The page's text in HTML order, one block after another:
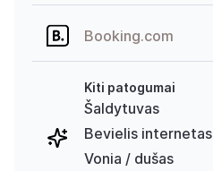
Booking.com
Kiti patogumai
Šaldytuvas
Bevielis internetas
Vonia / dušas